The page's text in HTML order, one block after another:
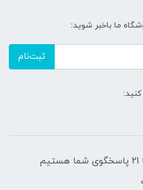
ما باخبر شوید:
ثبت‌نام